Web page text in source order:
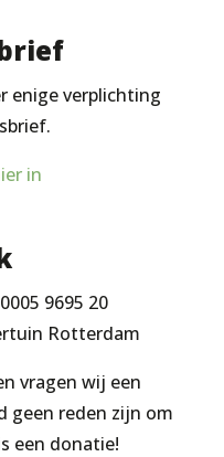
enige verplichting
in
9695 20
Rotterdam
vragen wij een
geen reden zijn om
een donatie!